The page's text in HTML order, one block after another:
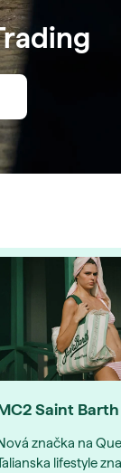
Saint Barth
značka na
lifestyle